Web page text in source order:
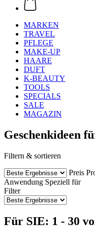
MARKEN
TRAVEL
PFLEGE
MAKE-UP
HAARE
DUFT
K-BEAUTY
TOOLS
SPECIALS
SALE
MAGAZIN
Geschenkideen
Filtern & sortieren
Preis
Anwendung Speziell für
Filter
Für SIE: 1 - 30